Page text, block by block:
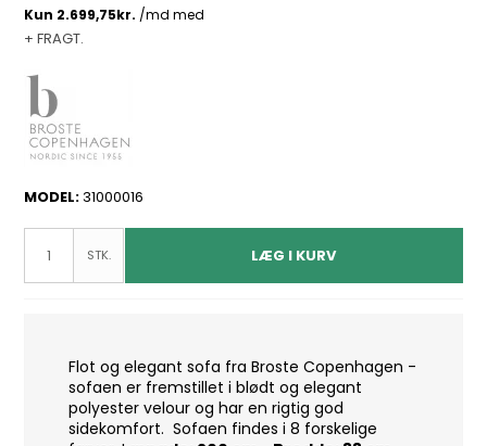
+ FRAGT.
MODEL:31000016
STK. LÆG I KURV
Flot og elegant sofa fra Broste Copenhagen -
sofaen er fremstillet i blødt og elegant
polyester velour og har en rigtig god
sidekomfort.Sofaen findes i 8 forskelige